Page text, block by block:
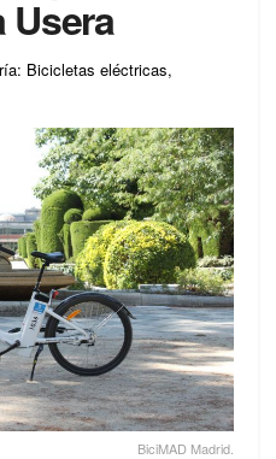
Usera
Bicicletas eléctricas,
BiciMAD Madrid.